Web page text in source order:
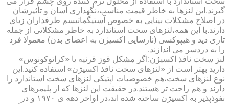
گیرند.این لنزها به خاطر قیمت مناسب،نگهداری آسان و تأثیرشان
در اصلاح مشکلات بینایی به خصوص آستیگماتیسم طرفداران زیای
دارند.با این همه،لنزهای سخت استاندارد به خاطر مشکلاتی از جمله
تاری دید و هیپوکسی (نارسایی اکسیژن به اعضای بدن) معمولا فرد
را به دردسر می اندازند.
لنز سخت نافذ اکسیژن:اگر مشکل قوز قرنیه یا «کراتوکونوس»
دارید بهتر است از «لنزهای سخت نافذ اکسیژن» استفاده کنید.این
نوع لنزهای سخت،هم خصوصیات اپتیکی لنزهای سخت استاندارد را
دارند و هم راحت تر هستند.در حقیقت این لنزها که از پلیمرهای
نفوذپذیر به اکسیژن ساخته شده اند،در اواخر دهه ی ۱۹۷۰ و در